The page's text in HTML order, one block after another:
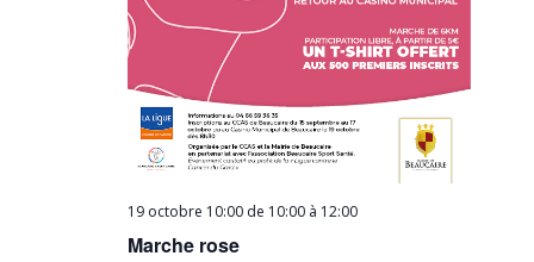
19 octobre 10:00 de 10:00 à 12:00
Marche rose